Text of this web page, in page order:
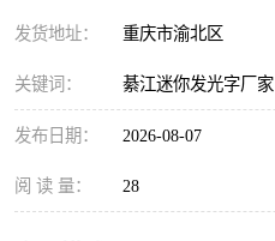
发货地址： 重庆市渝北区
关键词： 綦江迷你发光字厂家
发布日期： 2026-08-07
阅 读 量： 28